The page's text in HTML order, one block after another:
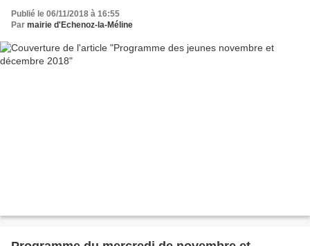
Publié le 06/11/2018 à 16:55
Par mairie d'Echenoz-la-Méline